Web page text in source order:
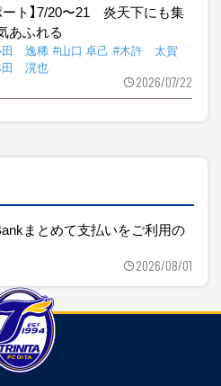
ート】7/20〜21 炎天下にも集
あふれる
田 逸稀 #山口 卓己 #木許 太賀
田 滉也
2026/07/22
まとめて支払いをご利用の
2026/08/01